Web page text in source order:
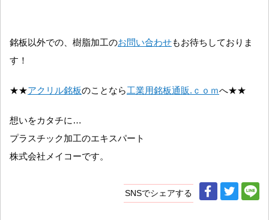
銘板以外での、樹脂加工のお問い合わせもお待ちしておりま
す！
★★アクリル銘板のことなら工業用銘板通販.ｃｏｍへ★★
想いをカタチに…
プラスチック加工のエキスパート
株式会社メイコーです。
SNSでシェアする